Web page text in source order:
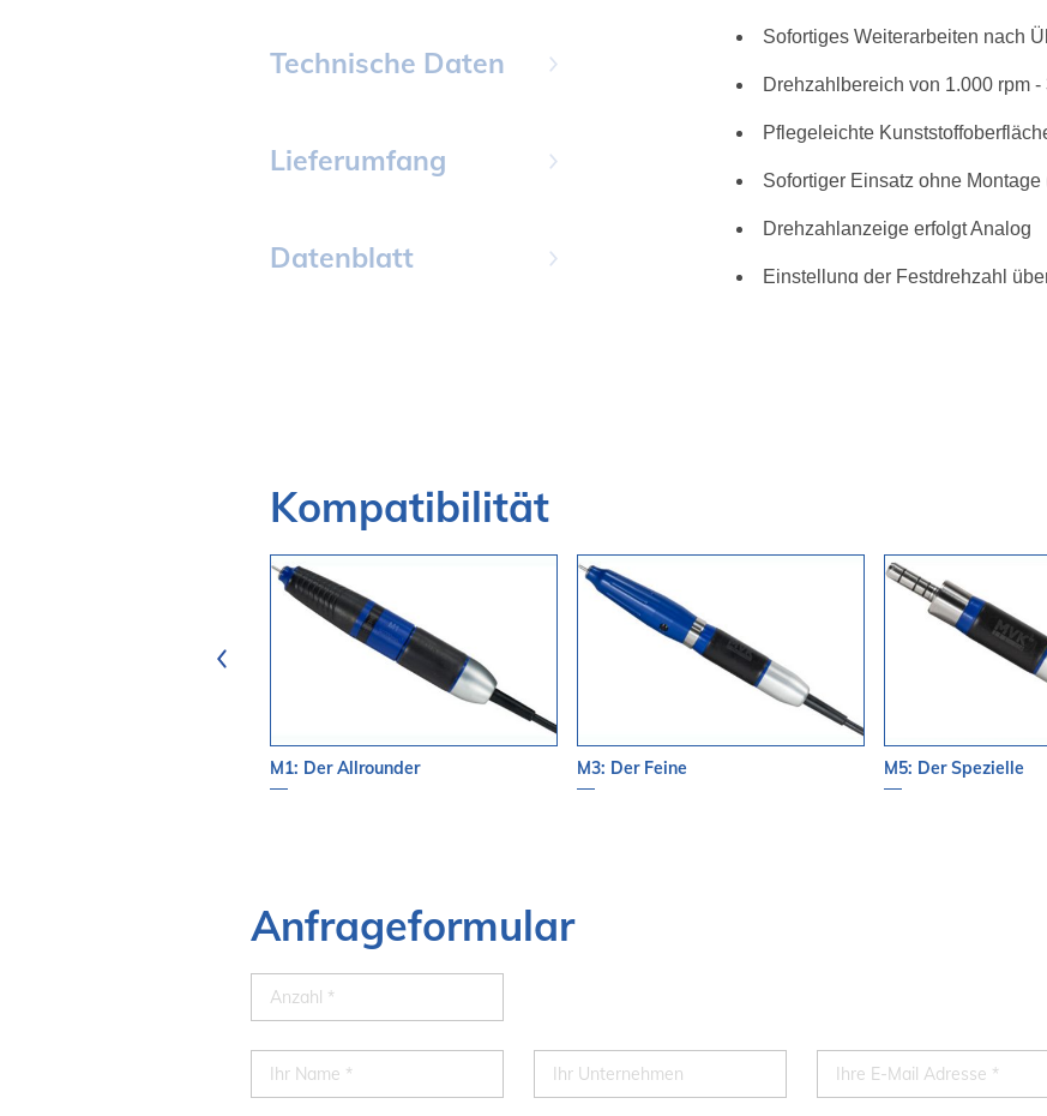
Technische Daten
Lieferumfang
Datenblatt
Sofortiges Weiterarbeiten nach
Drehzahlbereich von 1.000 rpm -
Pflegeleichte
Sofortiger Einsatz ohne Montage
Drehzahlanzeige erfolgt Analog
Einstellung der Festdrehzahl
Kompatibilität
M1: Der Allrounder M3: Der Feine M5: Der Spezielle
Anfrageformular